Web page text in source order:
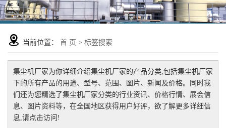
当前位置： 首 页 > 标签搜索
集尘机厂家为你详细介绍集尘机厂家的产品分类,包括集尘机厂家
下的所有产品的用途、型号、范围、图片、新闻及价格。同时我
们还为您精选了集尘机厂家分类的行业资讯、价格行情、展会信
息、图片资料等，在全国地区获得用户好评，欲了解更多详细信
息,请点击访问!